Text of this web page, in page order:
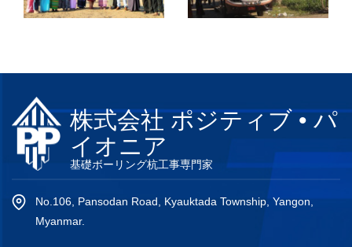
株式会社 ポジティブ • パ
イオニア
基礎ボーリング杭工事専門家
No.106, Pansodan Road, Kyauktada Township, Yangon,
Myanmar.